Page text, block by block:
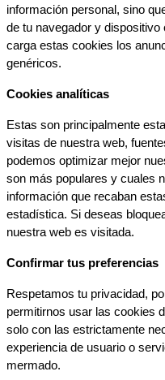
información personal, sino
de tu navegador y
carga estas cookies los
genéricos.
Cookies analíticas
Estas son principalmente
visitas de nuestra web,
podemos optimizar mejor
son más populares y cuales
información que recaban
estadística. Si deseas
nuestra web es visitada.
Confirmar tus preferencias
Respetamos tu privacidad,
permitirnos usar las cookies
solo con las estrictamente
experiencia de usuario o
mermado.